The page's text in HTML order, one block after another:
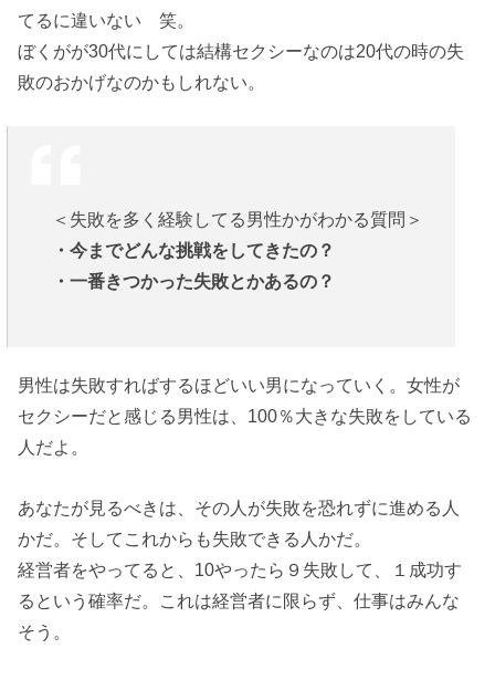
てるに違いない 笑。
ぼくがが30代にしては結構セクシーなのは20代の時の失
敗のおかげなのかもしれない。
＜失敗を多く経験してる男性かがわかる質問＞
・今までどんな挑戦をしてきたの？
・一番きつかった失敗とかあるの？
男性は失敗すればするほどいい男になっていく。女性が
セクシーだと感じる男性は、100％大きな失敗をしている
人だよ。
あなたが見るべきは、その人が失敗を恐れずに進める人
かだ。そしてこれからも失敗できる人かだ。
経営者をやってると、10やったら９失敗して、１成功す
るという確率だ。これは経営者に限らず、仕事はみんな
そう。